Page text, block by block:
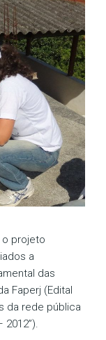
o projeto
a
das
Faperj (Edital
da rede pública